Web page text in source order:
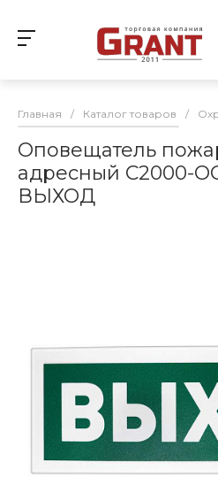
Главная / Каталог товаров /
Оповещатель
адресный С2000-
ВЫХОД